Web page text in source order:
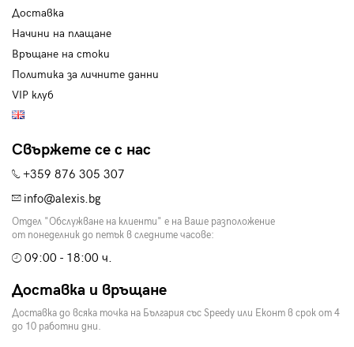
Доставка
Начини на плащане
Връщане на стоки
Политика за личните данни
VIP клуб
Свържете се с нас
+359 876 305 307
info@alexis.bg
Отдел "Обслужване на клиенти" е на Ваше разположение
от понеделник до петък в следните часове:
09:00 - 18:00 ч.
Доставка и връщане
Доставка до всяка точка на България със Speedy или Еконт в срок от 4
до 10 работни дни.